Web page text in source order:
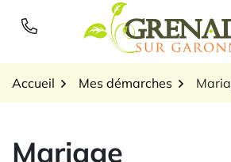
Logo
Accueil Mes démarches
Mariage